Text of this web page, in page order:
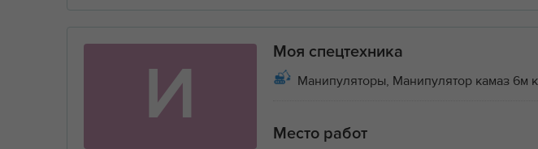
И
Моя спецтехника
Манипуляторы, Манипулятор камаз 6м
Место работ